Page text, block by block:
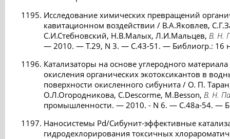
Исследование химических превращений
кавитационном воздействии / В.А.Яковлев,
С.И.Стебновский, Н.В.Малых, Л.И.Мальцев, В. Н.
— 2010. — Т.29, N 3. — С.43-51. — Библиогр.: 16
Катализаторы на основе углеродного материала
окисления органических экотоксикантов в
поверхности окисленного cибунита / О. П.
О.Л.Огородникова, C.Descorme, M.Besson, В. Н.
промышленности. — 2010. - N 6. — С.48a-54. —
Наносистемы Pd/Сибунит-эффективные
гидродехлорирования токсичных